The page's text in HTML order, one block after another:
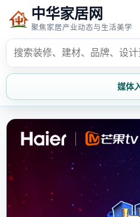
中华家居网
聚焦家居产业动态与生活美学
媒体
首页
家居风水
时尚饰家